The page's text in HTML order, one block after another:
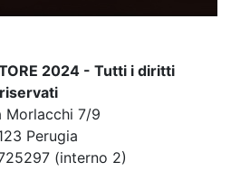
2024 - Tutti i diritti
riservati
Morlacchi 7/9
Perugia
(interno 2)